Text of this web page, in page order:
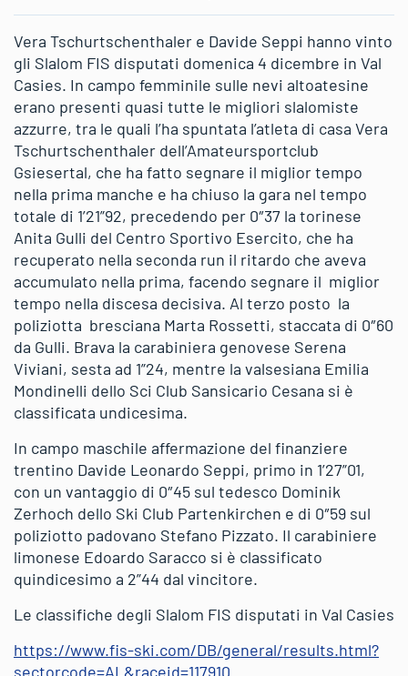
Vera Tschurtschenthaler e Davide Seppi hanno vinto
gli Slalom FIS disputati domenica 4 dicembre in Val
Casies. In campo femminile sulle nevi altoatesine
erano presenti quasi tutte le migliori slalomiste
azzurre, tra le quali l’ha spuntata l’atleta di casa Vera
Tschurtschenthaler dell’Amateursportclub
Gsiesertal, che ha fatto segnare il miglior tempo
nella prima manche e ha chiuso la gara nel tempo
totale di 1’21”92, precedendo per 0″37 la torinese
Anita Gulli del Centro Sportivo Esercito, che ha
recuperato nella seconda run il ritardo che aveva
accumulato nella prima, facendo segnare il miglior
tempo nella discesa decisiva. Al terzo posto la
poliziotta bresciana Marta Rossetti, staccata di 0″60
da Gulli. Brava la carabiniera genovese Serena
Viviani, sesta ad 1”24, mentre la valsesiana Emilia
Mondinelli dello Sci Club Sansicario Cesana si è
classificata undicesima.
In campo maschile affermazione del finanziere
trentino Davide Leonardo Seppi, primo in 1’27”01,
con un vantaggio di 0″45 sul tedesco Dominik
Zerhoch dello Ski Club Partenkirchen e di 0″59 sul
poliziotto padovano Stefano Pizzato. Il carabiniere
limonese Edoardo Saracco si è classificato
quindicesimo a 2”44 dal vincitore.
Le classifiche degli Slalom FIS disputati in Val Casies
https://www.fis-ski.com/DB/general/results.html?
sectorcode=AL&raceid=117910